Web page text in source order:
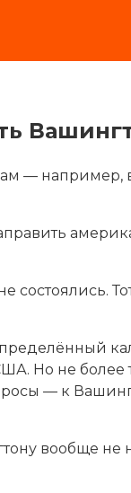
— например,
состоялись.
Но не более
— к
вообще не